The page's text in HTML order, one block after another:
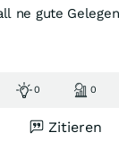
ne gute
0 0
Zitieren